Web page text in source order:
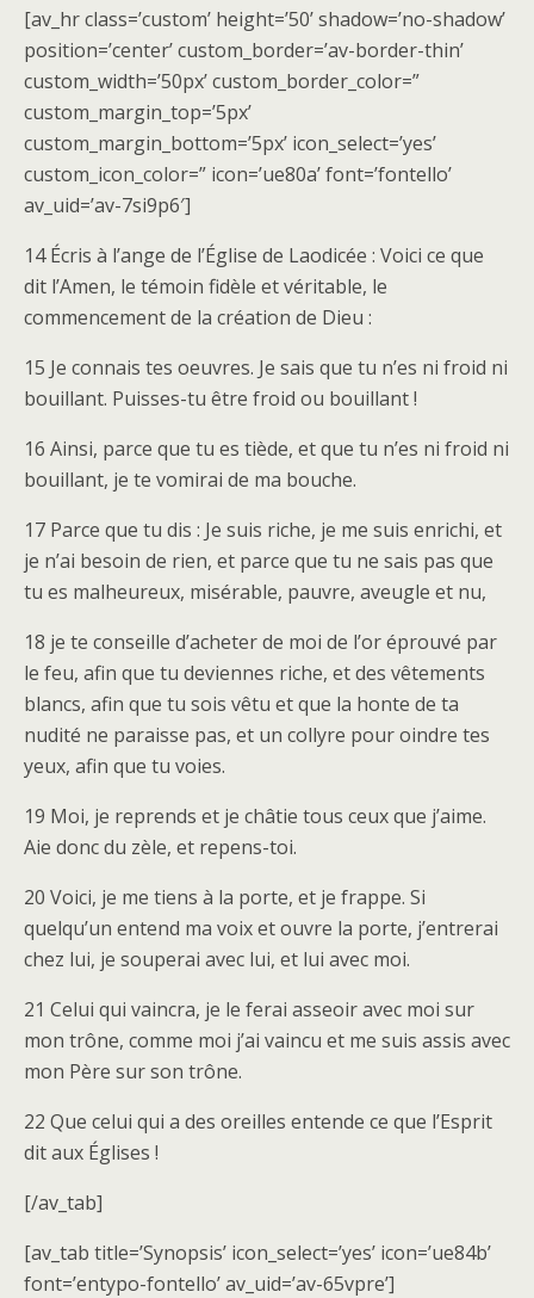
[av_hr class=’custom’ height=’50’ shadow=’no-shadow’
position=’center’ custom_border=’av-border-thin’
custom_width=’50px’ custom_border_color=”
custom_margin_top=’5px’
custom_margin_bottom=’5px’ icon_select=’yes’
custom_icon_color=” icon=’ue80a’ font=’fontello’
av_uid=’av-7si9p6′]
14 Écris à l’ange de l’Église de Laodicée : Voici ce que
dit l’Amen, le témoin fidèle et véritable, le
commencement de la création de Dieu :
15 Je connais tes oeuvres. Je sais que tu n’es ni froid ni
bouillant. Puisses-tu être froid ou bouillant !
16 Ainsi, parce que tu es tiède, et que tu n’es ni froid ni
bouillant, je te vomirai de ma bouche.
17 Parce que tu dis : Je suis riche, je me suis enrichi, et
je n’ai besoin de rien, et parce que tu ne sais pas que
tu es malheureux, misérable, pauvre, aveugle et nu,
18 je te conseille d’acheter de moi de l’or éprouvé par
le feu, afin que tu deviennes riche, et des vêtements
blancs, afin que tu sois vêtu et que la honte de ta
nudité ne paraisse pas, et un collyre pour oindre tes
yeux, afin que tu voies.
19 Moi, je reprends et je châtie tous ceux que j’aime.
Aie donc du zèle, et repens-toi.
20 Voici, je me tiens à la porte, et je frappe. Si
quelqu’un entend ma voix et ouvre la porte, j’entrerai
chez lui, je souperai avec lui, et lui avec moi.
21 Celui qui vaincra, je le ferai asseoir avec moi sur
mon trône, comme moi j’ai vaincu et me suis assis avec
mon Père sur son trône.
22 Que celui qui a des oreilles entende ce que l’Esprit
dit aux Églises !
[/av_tab]
[av_tab title=’Synopsis’ icon_select=’yes’ icon=’ue84b’
font=’entypo-fontello’ av_uid=’av-65vpre’]